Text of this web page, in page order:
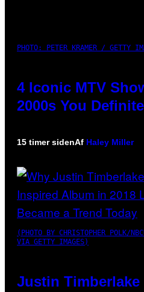
PHOTO: PETER KRAMER / GETTY
4 Iconic MTV
2000s You
15 timer sidenAf Haley Miller
(PHOTO BY CHRISTOPHER POLK/
VIA GETTY IMAGES)
Justin Timberlake